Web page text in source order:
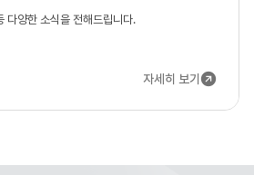
다양한 소식을 전해드립니다.
자세히 보기